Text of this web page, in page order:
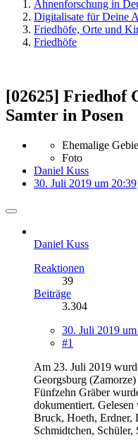
Ahnenforschung in
Digitalisate für Deine
Friedhöfe, Orte und
Friedhöfe
[02625] Friedhof
Samter in Posen
Ehemalige
Foto
Daniel Kuss
30. Juli 2019 um 20:39
Daniel Kuss
Reaktionen
39
Beiträge
3.304
30. Juli 2019
#1
Am 23. Juli 2019
Georgsburg
Fünfzehn Gräber
dokumentiert.
Bruck, Hoeth, Erdner,
Schmidtchen,